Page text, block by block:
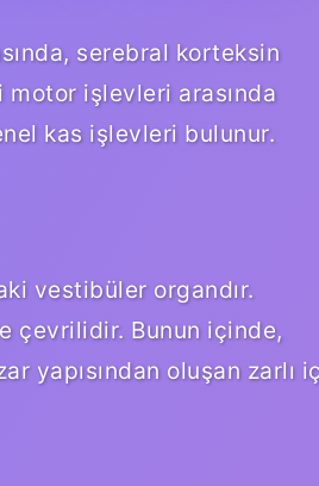
serebral korteksin
motor işlevleri arasında
kas işlevleri bulunur.
vestibüler organdır.
çevrilidir. Bunun içinde,
yapısından oluşan zarlı